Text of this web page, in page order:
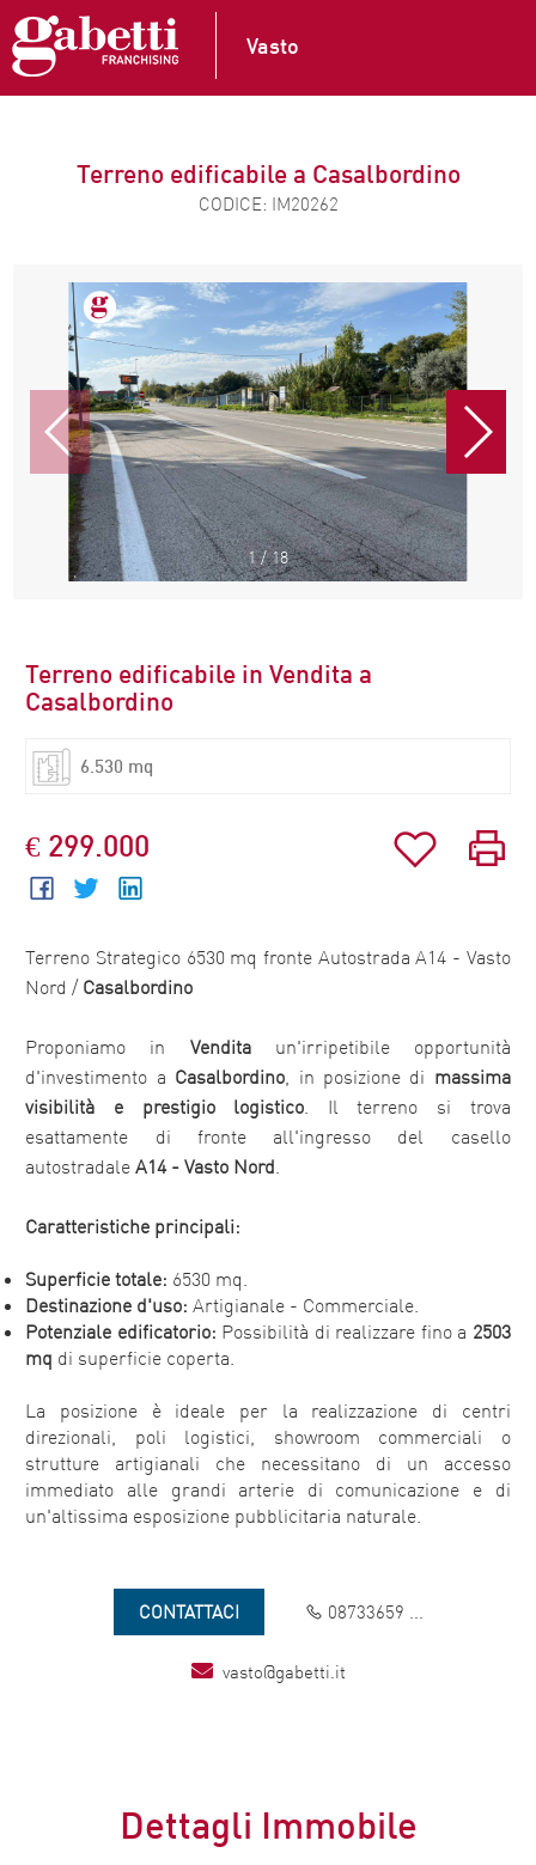
Vasto
Terreno edificabile a Casalbordino
CODICE: IM20262
1/18
Terreno edificabile in Vendita a
Casalbordino
6.530 mq
€ 299.000
Terreno Strategico 6530 mq fronte Autostrada A14 - Vasto
Nord / Casalbordino
Proponiamo in Venditaun'irripetibile opportunità
d'investimento a Casalbordino, in posizione di massima
visibilità e prestigio logistico. Il terreno si trova
esattamente di fronte all'ingresso del casello
autostradaleA14 - Vasto Nord.
Caratteristiche principali:
Superficie totale: 6530 mq.
Destinazione d'uso: Artigianale - Commerciale.
Potenziale edificatorio: Possibilità di realizzare fino a 2503
mq di superficie coperta.
La posizione è ideale per la realizzazione di centri
direzionali, poli logistici, showroom commerciali o
strutture artigianali che necessitano di un accesso
immediato alle grandi arterie di comunicazione e di
un'altissima esposizione pubblicitaria naturale.
CONTATTACI 08733659 ...
vasto@gabetti.it
Dettagli Immobile